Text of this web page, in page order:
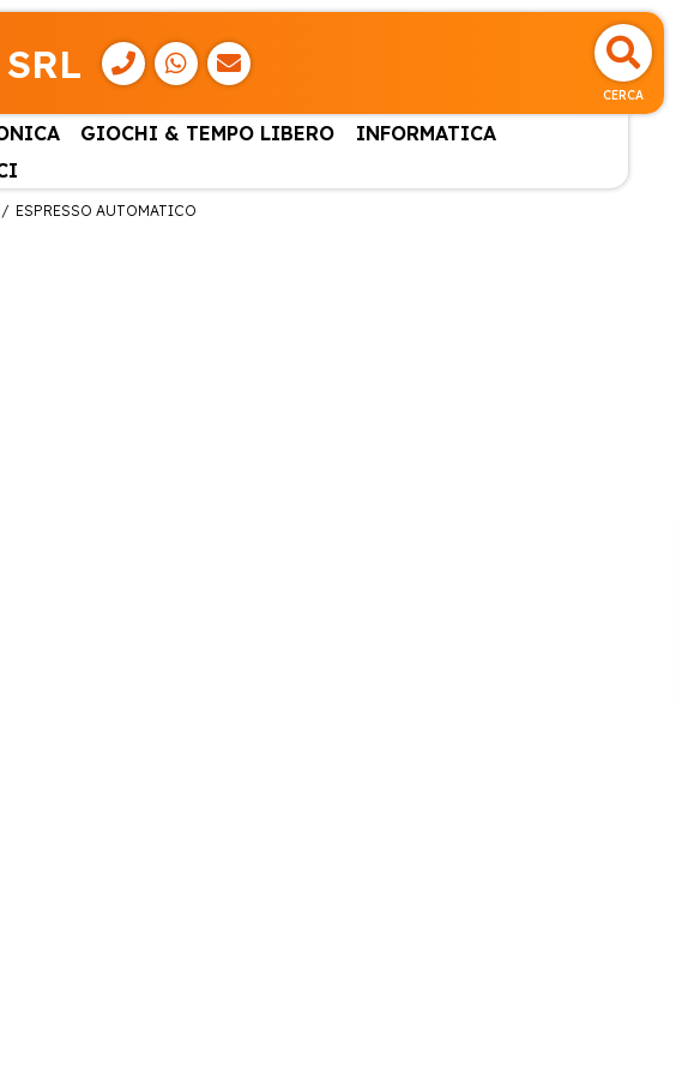
CERCA
GIOCHI & TEMPO LIBERO
INFORMATICA
ESPRESSO AUTOMATICO